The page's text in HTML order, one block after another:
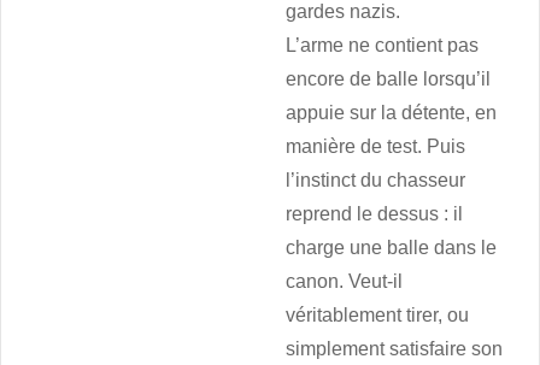
gardes nazis.
L’arme ne contient pas
encore de balle lorsqu’il
appuie sur la détente, en
manière de test. Puis
l’instinct du chasseur
reprend le dessus : il
charge une balle dans le
canon. Veut-il
véritablement tirer, ou
simplement satisfaire son